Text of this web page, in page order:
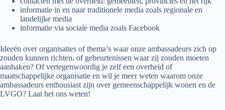
informatie in en naar traditionele media zoals regionale en
landelijke media
informatie via sociale media zoals Facebook
Ideeën over organisaties of thema’s waar onze ambassadeurs zich op
zouden kunnen richten, of gebeurtenissen waar zij zouden moeten
aanhaken? Of vertegenwoordig je zelf een overheid of
maatschappelijke organisatie en wil je meer weten waarom onze
ambassadeurs enthousiast zijn over gemeenschappelijk wonen en de
LVGO? Laat het ons weten!